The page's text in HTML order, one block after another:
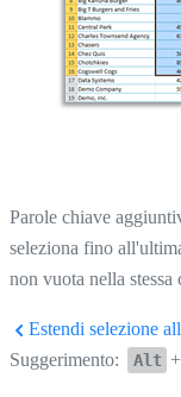
Parole chiave
seleziona fino
non vuota nella
Estendi selezione
Suggerimento:
Alt +